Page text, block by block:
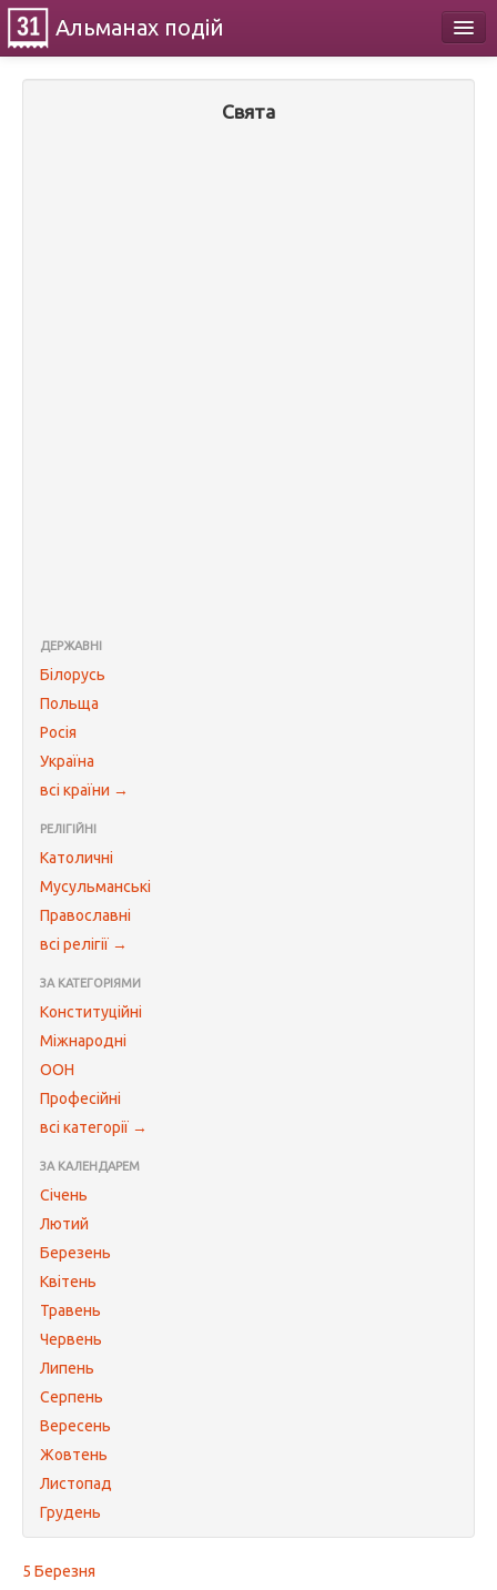
Альманах подій
Свята
ДЕРЖАВНІ
Білорусь
Польща
Росія
Україна
всі країни →
РЕЛІГІЙНІ
Католичні
Мусульманські
Православні
всі релігії →
ЗА КАТЕГОРІЯМИ
Конституційні
Міжнародні
ООН
Професійні
всі категорії →
ЗА КАЛЕНДАРЕМ
Січень
Лютий
Березень
Квітень
Травень
Червень
Липень
Серпень
Вересень
Жовтень
Листопад
Грудень
5 Березня